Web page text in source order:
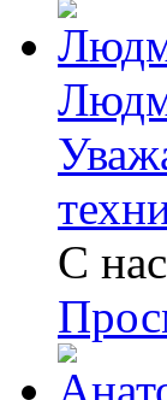
С